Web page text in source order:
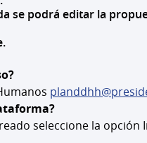
se podrá editar la
seleccione la opción